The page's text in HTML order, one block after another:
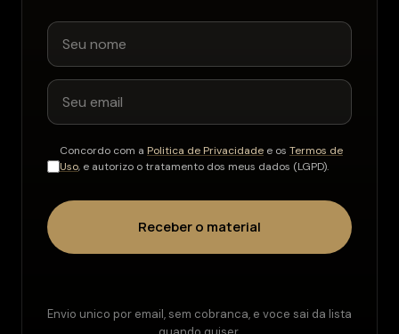
Concordo com a Politica de Privacidade e os Termos de
Uso, e autorizo o tratamento dos meus dados (LGPD).
Receber o material
Envio unico por email, sem cobranca, e voce sai da lista